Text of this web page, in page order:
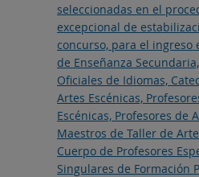
seleccionadas en el
excepcional de
concurso, para el ingreso
de Enseñanza
Oficiales de Idiomas,
Artes Escénicas,
Escénicas, Profesores de
Maestros de Taller de
Cuerpo de Profesores
Singulares de Formación